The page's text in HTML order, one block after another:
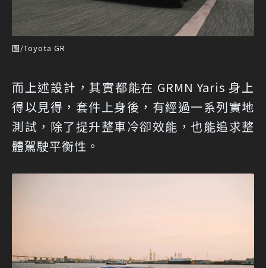
圖/Toyota GR
而上述設計，其實都能在 GRMN Yaris 身上
得以見得，套件上身後，有經過一系列實地
測試，除了提升整車冷卻效能，也能追求整
體駕駛平衡性。